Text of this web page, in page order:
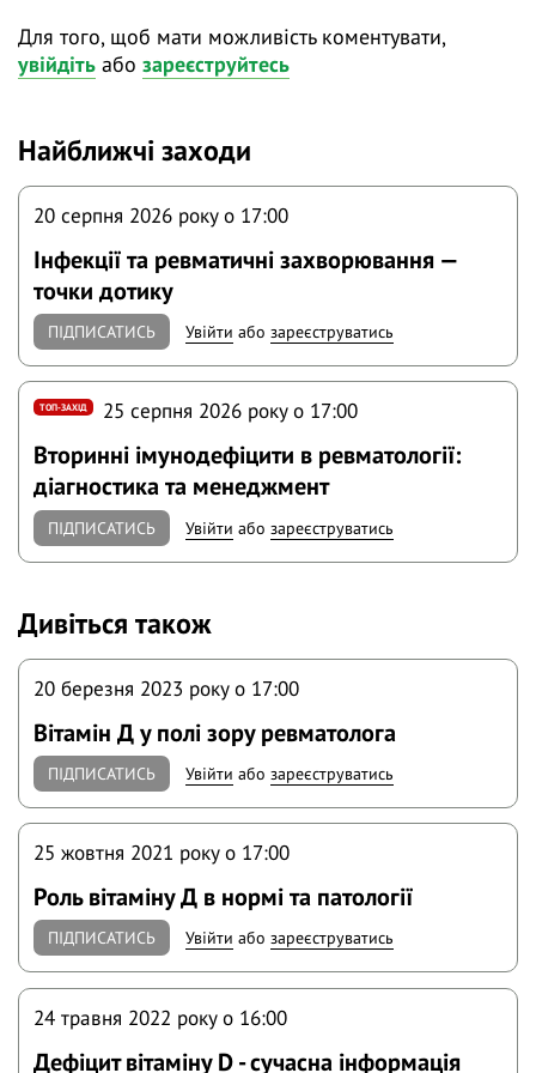
Для того, щоб мати можливість коментувати,
увійдіть або зареєструйтесь
Найближчі заходи
20 серпня 2026 року o 17:00
Інфекції та ревматичні захворювання —
точки дотику
ПІДПИСАТИСЬ Увійти абозареєструватись
ТОП-ЗАХІД 25 серпня 2026 року o 17:00
Вторинні імунодефіцити в ревматології:
діагностика та менеджмент
ПІДПИСАТИСЬ Увійти абозареєструватись
Дивіться також
20 березня 2023 року o 17:00
Вітамін Д у полі зору ревматолога
ПІДПИСАТИСЬ Увійти абозареєструватись
25 жовтня 2021 року o 17:00
Роль вітаміну Д в нормі та патології
ПІДПИСАТИСЬ Увійти абозареєструватись
24 травня 2022 року o 16:00
Дефіцит вітаміну D - сучасна інформація